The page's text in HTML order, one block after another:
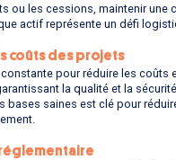
ou les cessions, maintenir une
actif représente un défi
coûts des projets
pour réduire les coûts
la qualité et la
bases saines est clé pour